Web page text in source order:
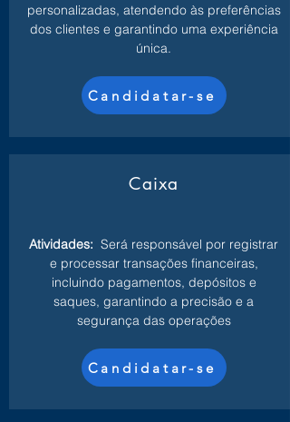
personalizadas, atendendo às preferências
dos clientes e garantindo uma experiência
única.
Candidatar-se
Caixa
Atividades: Será responsável por registrar
e processar transações financeiras,
incluindo pagamentos, depósitos e
saques, garantindo a precisão e a
segurança das operações
Candidatar-se